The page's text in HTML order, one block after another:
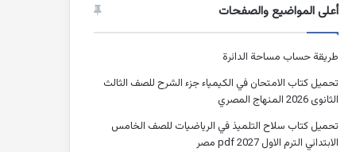
أعلى المواضيع والصفحات
طريقة حساب مساحة الدائرة
تحميل كتاب الامتحان في الكيمياء جزء الشرح للصف الثالث
الثانوى 2026 المنهاج المصري
تحميل كتاب سلاح التلميذ في الرياضيات للصف الخامس
الابتدائي الترم الاول 2027 pdf مصر